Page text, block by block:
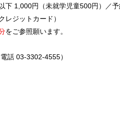
1,000円（未就学児童500円）／
レジットカード）
をご参照願います。
話 03-3302-4555）